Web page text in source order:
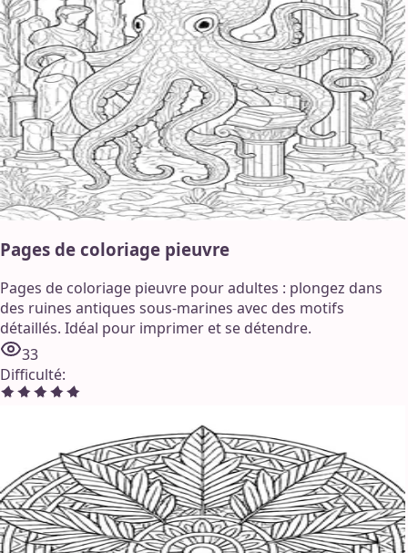
Pages de coloriage pieuvre
Pages de coloriage pieuvre pour adultes : plongez dans
des ruines antiques sous-marines avec des motifs
détaillés. Idéal pour imprimer et se détendre.
33
Difficulté: